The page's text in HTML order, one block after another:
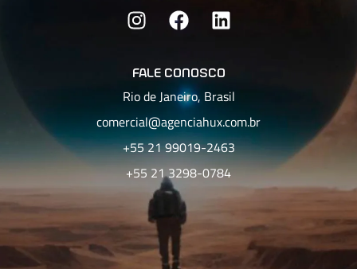
fale conosco
Rio de Janeiro, Brasil
comercial@agenciahux.com.br
+55 21 99019-2463
+55 21 3298-0784